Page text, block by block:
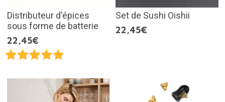
Distributeur d'épices
sous forme de batterie
22,45€
Set de Sushi Oishii
22,45€